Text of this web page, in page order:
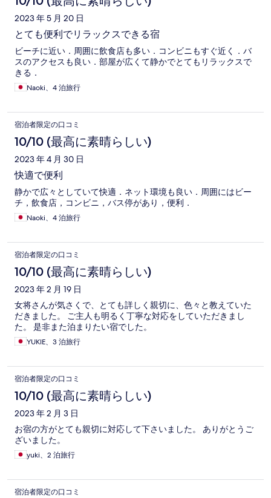
2023 年 5 月 20 日
とても便利でリラックスできる宿
ビーチに近い．周囲に飲食店も多い．コンビニもすぐ近く．バ
スのアクセスも良い．部屋が広くて静かでとてもリラックスで
きる．
Naoki、4 泊旅行
宿泊者限定の口コミ
10/10 (最高に素晴らしい)
2023 年 4 月 30 日
快適で便利
静かで広々としていて快適．ネット環境も良い．周囲にはビー
チ，飲食店，コンビニ，バス停があり，便利．
Naoki、4 泊旅行
宿泊者限定の口コミ
10/10 (最高に素晴らしい)
2023 年 2 月 19 日
女将さんが気さくで、とても詳しく親切に、色々と教えていた
だきました。 ご主人も明るく丁寧な対応をしていただきまし
た。 是非また泊まりたい宿でした。
YUKIE、3 泊旅行
宿泊者限定の口コミ
10/10 (最高に素晴らしい)
2023 年 2 月 3 日
お宿の方がとても親切に対応して下さいました。 ありがとうご
ざいました。
yuki、2 泊旅行
宿泊者限定の口コミ